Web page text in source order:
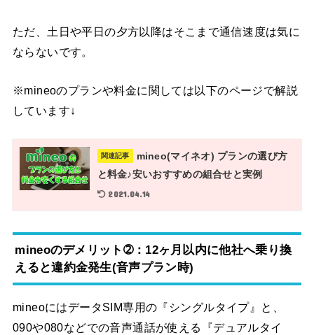
ただ、土日や平日の夕方以降はそこまで通信速度は気に
ならないです。
※mineoのプランや料金に関しては以下のページで解説
しています↓
関連記事
mineo(マイネオ) プランの選び方
と料金♪安いおすすめの組合せと実例
2021.04.14
mineoのデメリット➁：12ヶ月以内に他社へ乗り換
えると違約金発生(音声プラン時)
mineoにはデータSIM専用の『シングルタイプ』と、
090や080などでの音声通話が使える『デュアルタイ